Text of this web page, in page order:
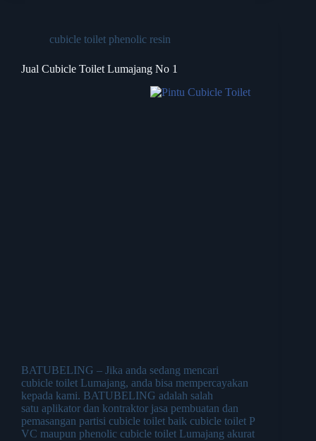
cubicle toilet phenolic resin
Jual Cubicle Toilet Lumajang No 1
BATUBELING – Jika anda sedang mencari
cubicle toilet Lumajang, anda bisa mempercayakan
kepada kami. BATUBELING adalah salah
satu aplikator dan kontraktor jasa pembuatan dan
pemasangan partisi cubicle toilet baik cubicle toilet P
VC maupun phenolic cubicle toilet Lumajang akurat